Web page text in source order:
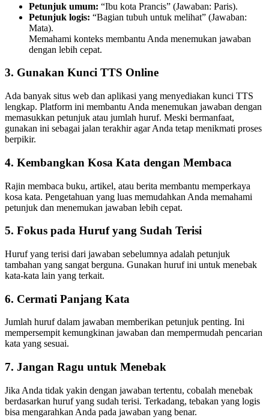
Petunjuk umum: “Ibu kota Prancis” (Jawaban: Paris).
Petunjuk logis: “Bagian tubuh untuk melihat” (Jawaban:
Mata).
Memahami konteks membantu Anda menemukan jawaban
dengan lebih cepat.
3. Gunakan Kunci TTS Online
Ada banyak situs web dan aplikasi yang menyediakan kunci TTS
lengkap. Platform ini membantu Anda menemukan jawaban dengan
memasukkan petunjuk atau jumlah huruf. Meski bermanfaat,
gunakan ini sebagai jalan terakhir agar Anda tetap menikmati proses
berpikir.
4. Kembangkan Kosa Kata dengan Membaca
Rajin membaca buku, artikel, atau berita membantu memperkaya
kosa kata. Pengetahuan yang luas memudahkan Anda memahami
petunjuk dan menemukan jawaban lebih cepat.
5. Fokus pada Huruf yang Sudah Terisi
Huruf yang terisi dari jawaban sebelumnya adalah petunjuk
tambahan yang sangat berguna. Gunakan huruf ini untuk menebak
kata-kata lain yang terkait.
6. Cermati Panjang Kata
Jumlah huruf dalam jawaban memberikan petunjuk penting. Ini
mempersempit kemungkinan jawaban dan mempermudah pencarian
kata yang sesuai.
7. Jangan Ragu untuk Menebak
Jika Anda tidak yakin dengan jawaban tertentu, cobalah menebak
berdasarkan huruf yang sudah terisi. Terkadang, tebakan yang logis
bisa mengarahkan Anda pada jawaban yang benar.